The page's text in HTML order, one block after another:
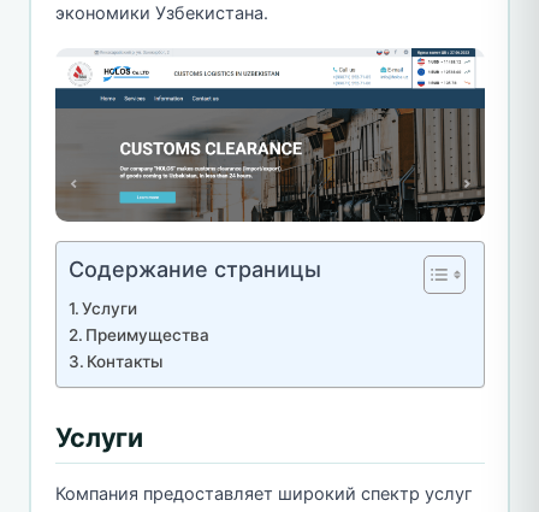
экономики Узбекистана.
Содержание страницы
Услуги
Преимущества
Контакты
Услуги
Компания предоставляет широкий спектр услуг